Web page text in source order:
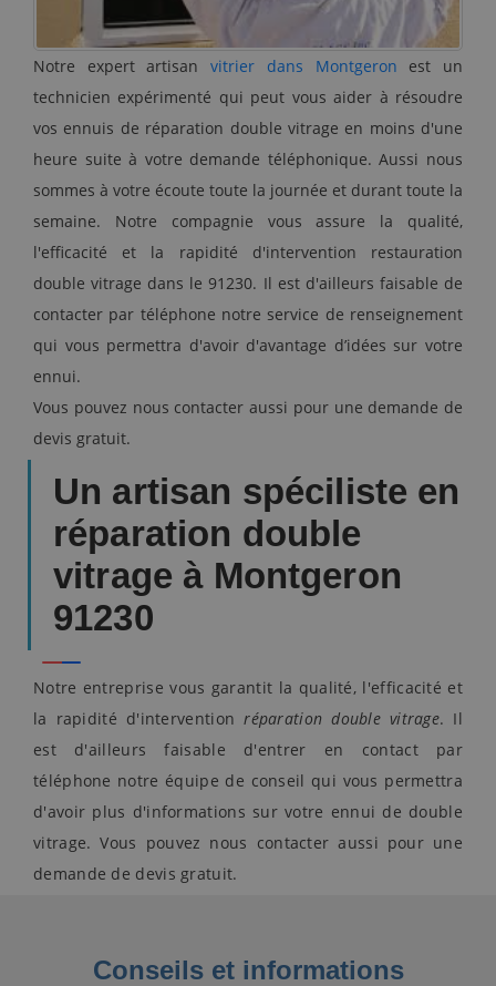
Notre expert artisanvitrier dans Montgeron est un
technicien expérimenté qui peut vous aider à résoudre
vos ennuis de réparation double vitrage en moins d'une
heure suite à votre demande téléphonique. Aussi nous
sommes à votre écoute toute la journée et durant toute la
semaine. Notre compagnie vous assure la qualité,
l'efficacité et la rapidité d'intervention restauration
double vitrage dans le 91230. Il est d'ailleurs faisable de
contacter par téléphone notre service de renseignement
qui vous permettra d'avoir d'avantage d’idées sur votre
ennui.
Vous pouvez nous contacter aussi pour une demande de
devis gratuit.
Un artisan spéciliste en
réparation double
vitrage à Montgeron
91230
Notre entreprise vous garantit la qualité, l'efficacité et
la rapidité d'interventionréparation double vitrage. Il
est d'ailleurs faisable d'entrer en contact par
téléphone notre équipe de conseil qui vous permettra
d'avoir plus d'informations sur votre ennui de double
vitrage. Vous pouvez nous contacter aussi pour une
demande de devis gratuit.
Conseils et informations